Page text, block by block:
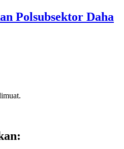
Polsubsektor Daha